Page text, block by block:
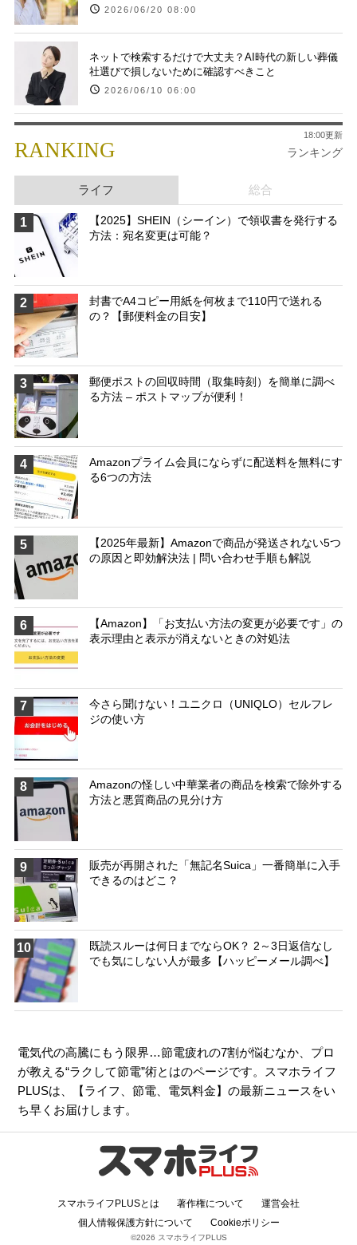
2026/06/20 08:00
ネットで検索するだけで大丈夫？AI時代の新しい葬儀
社選びで損しないために確認すべきこと
2026/06/10 06:00
RANKING ランキング
18:00更新
ライフ 総合
1
【2025】SHEIN（シーイン）で領収書を発行する
方法：宛名変更は可能？
2
封書でA4コピー用紙を何枚まで110円で送れる
の？【郵便料金の目安】
3
郵便ポストの回収時間（取集時刻）を簡単に調べ
る方法 – ポストマップが便利！
4
Amazonプライム会員にならずに配送料を無料にす
る6つの方法
5
【2025年最新】Amazonで商品が発送されない5つ
の原因と即効解決法 | 問い合わせ手順も解説
6
【Amazon】「お支払い方法の変更が必要です」の
表示理由と表示が消えないときの対処法
7
今さら聞けない！ユニクロ（UNIQLO）セルフレ
ジの使い方
8
Amazonの怪しい中華業者の商品を検索で除外する
方法と悪質商品の見分け方
9
販売が再開された「無記名Suica」一番簡単に入手
できるのはどこ？
10
既読スルーは何日までならOK？ 2～3日返信なし
でも気にしない人が最多【ハッピーメール調べ】
電気代の高騰にもう限界…節電疲れの7割が悩むなか、プロ
が教える“ラクして節電”術とはのページです。スマホライフ
PLUSは、【ライフ 、節電 電気料金】の最新ニュースをい
ち早くお届けします。
スマホライフPLUSとは 著作権について
運営会社
個人情報保護方針について
Cookieポリシー
©2026 スマホライフPLUS